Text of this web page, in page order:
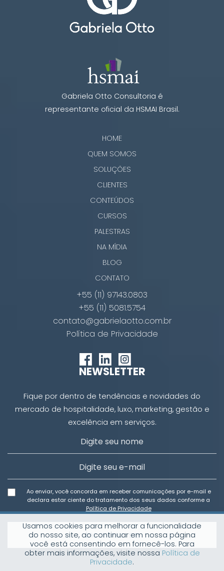
Gabriela Otto Consultoria é
representante oficial da HSMAI Brasil.
HOME
QUEM SOMOS
SOLUÇÕES
CLIENTES
CONTEÚDOS
CURSOS
PALESTRAS
NA MÍDIA
BLOG
CONTATO
+55 (11) 97143.0803
+55 (11) 5081.5754
contato@gabrielaotto.com.br
Política de Privacidade
NEWSLETTER
Fique por dentro de tendências e novidades do
mercado de hospitalidade, luxo, marketing, gestão e
excelência em serviços.
Ao enviar, você concorda em receber comunicações por e-mail e
declara estar ciente do tratamento dos seus dados conforme a
Política de Privacidade
Inscreva-se
Usamos cookies para melhorar a funcionalidade
do nosso site, ao continuar em nossa página
você está consentindo em fornecê-los. Para
obter mais informações, visite nossa Política de
Privacidade.